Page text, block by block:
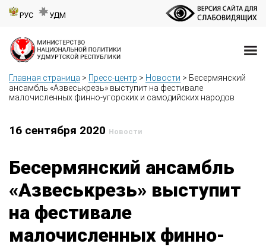
РУС УДМ
Главная страница > Пресс-центр > Новости > Бесермянский
ансамбль «Азвеськрезь» выступит на фестивале
малочисленных финно-угорских и самодийских народов
16 сентября 2020 Новости
Бесермянский ансамбль
«Азвеськрезь» выступит
на фестивале
малочисленных финно-